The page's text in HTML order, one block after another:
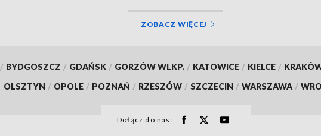
ZOBACZ WIĘCEJ
/ BYDGOSZCZ / GDAŃSK / GORZÓW WLKP. / KATOWICE / KIELCE /
OLSZTYN / OPOLE / POZNAŃ / RZESZÓW / SZCZECIN / WARSZAWA /
Dołącz do nas: